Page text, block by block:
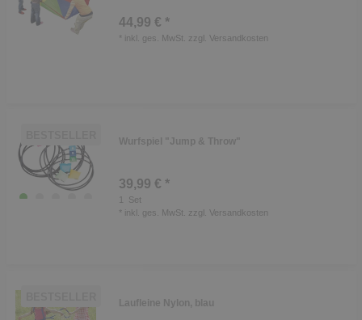
44,99 € *
* inkl. ges. MwSt. zzgl. Versandkosten
Wurfspiel "Jump & Throw"
39,99 € *
Set
* inkl. ges. MwSt. zzgl. Versandkosten
Laufleine Nylon, blau